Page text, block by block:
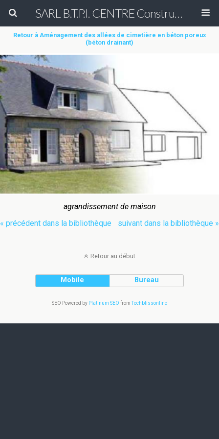
SARL B.T.P.I. CENTRE Construction et Rénovation de court de tennis en béton poreux Peinture entretien réparation nettoyage démoussage de terrain de tennis & Aménagement des allées de cimetière en béton poreux (béton drainant)
Retour à Aménagement des allées de cimetière en béton poreux
(béton drainant)
agrandissement de maison
« précédent dans la bibliothèque
suivant dans la bibliothèque »
Retour au début
Mobile Bureau
SEO Powered by Platinum SEO fromTechblissonline